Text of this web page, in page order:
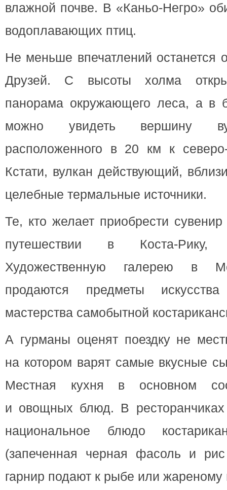
влажной почве. В «Каньо-Негро»
водоплавающих птиц.
Не меньше впечатлений останется
Друзей. С высоты холма
панорама окружающего леса, а в
можно увидеть вершину
расположенного в 20 км к
Кстати, вулкан действующий,
целебные термальные источники.
Те, кто желает приобрести
путешествии в Коста-Рику,
Художественную галерею в
продаются предметы
мастерства самобытной
А гурманы оценят поездку не
на котором варят самые вкусные
Местная кухня в основном
и овощных блюд. В ресторанчиках
национальное блюдо
(запеченная черная фасоль и
гарнир подают к рыбе или жареному